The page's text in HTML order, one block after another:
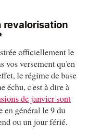
revalorisation
officiellement le
vos versement qu'en
le régime de base
échu, c'est à dire à
de janvier sont
en général le 9 du
ou un jour férié.